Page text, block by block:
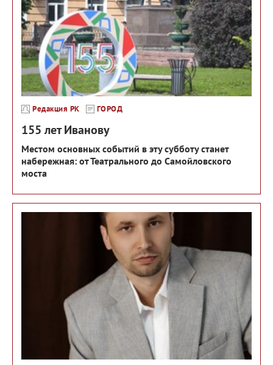
Редакция РК ГОРОД
155 лет Иванову
Местом основных событий в эту субботу станет
набережная: от Театрального до Самойловского
моста